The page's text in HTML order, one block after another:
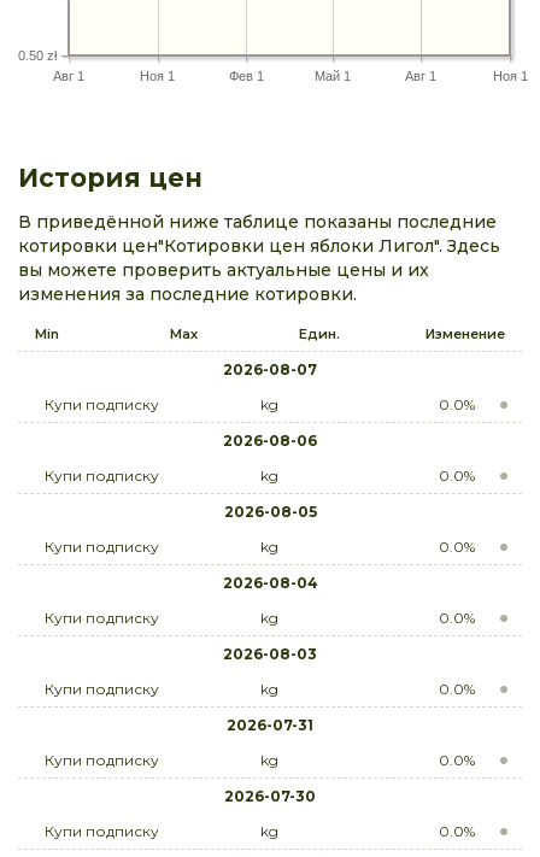
Авг 1 Ноя 1 Фев 1 Май 1 Авг 1 Ноя 1
0.50 zł
История цен
В приведённой ниже таблице показаны последние
котировки цен"Котировки цен яблоки Лигол". Здесь
вы можете проверить актуальные цены и их
изменения за последние котировки.
Min Max Един. Изменение
2026-08-07
Купи подписку
kg
0.0%
2026-08-06
Купи подписку
kg
0.0%
2026-08-05
Купи подписку
kg
0.0%
2026-08-04
Купи подписку
kg
0.0%
2026-08-03
Купи подписку
kg
0.0%
2026-07-31
Купи подписку
kg
0.0%
2026-07-30
Купи подписку
kg
0.0%